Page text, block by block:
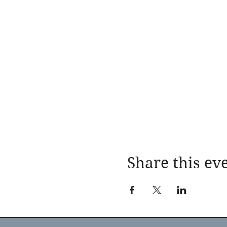
Share this